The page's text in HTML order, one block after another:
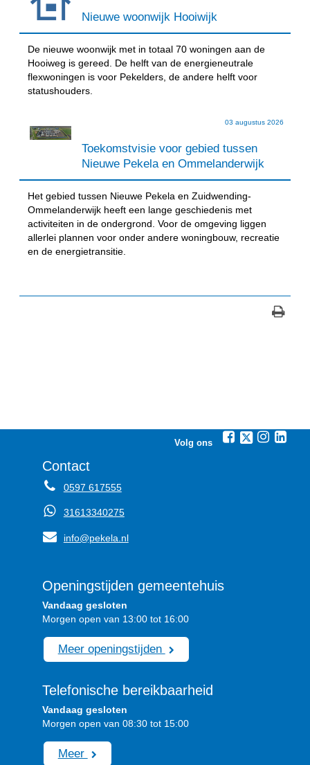
Nieuwe woonwijk Hooiwijk
De nieuwe woonwijk met in totaal 70 woningen aan de
Hooiweg is gereed. De helft van de energieneutrale
flexwoningen is voor Pekelders, de andere helft voor
statushouders.
Toekomstvisie voor gebied tussen
Nieuwe Pekela en Ommelanderwijk
03 augustus 2026
Het gebied tussen Nieuwe Pekela en Zuidwending-
Ommelanderwijk heeft een lange geschiedenis met
activiteiten in de ondergrond. Voor de omgeving liggen
allerlei plannen voor onder andere woningbouw, recreatie
en de energietransitie.
Volg ons
Contact
0597 617555
31613340275
info@pekela.nl
Openingstijden gemeentehuis
Vandaag gesloten
Morgen open van 13:00 tot 16:00
Meer openingstijden
Telefonische bereikbaarheid
Vandaag gesloten
Morgen open van 08:30 tot 15:00
Meer